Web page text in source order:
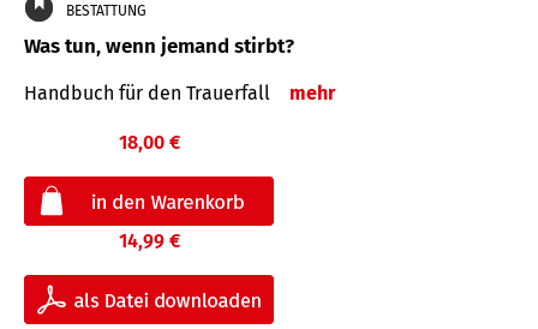
BESTATTUNG
Was tun, wenn jemand stirbt?
Handbuch für den Trauerfall mehr
18,00 €
14,99 €